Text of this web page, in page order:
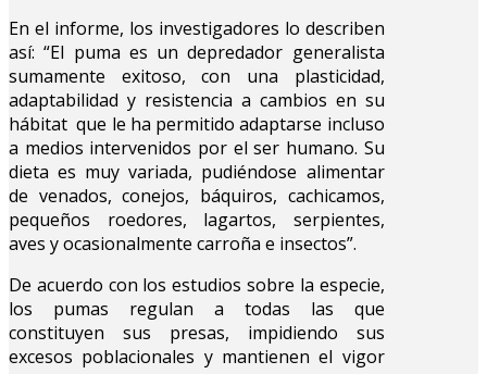
En el informe, los investigadores lo describen
así: “El puma es un depredador generalista
sumamente exitoso, con una plasticidad,
adaptabilidad y resistencia a cambios en su
hábitat que le ha permitido adaptarse incluso
a medios intervenidos por el ser humano. Su
dieta es muy variada, pudiéndose alimentar
de venados, conejos, báquiros, cachicamos,
pequeños roedores, lagartos, serpientes,
aves y ocasionalmente carroña e insectos”.
De acuerdo con los estudios sobre la especie,
los pumas regulan a todas las que
constituyen sus presas, impidiendo sus
excesos poblacionales y mantienen el vigor